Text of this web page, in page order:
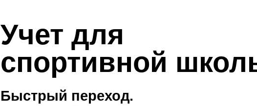
Учет для
спортивной
Быстрый переход.